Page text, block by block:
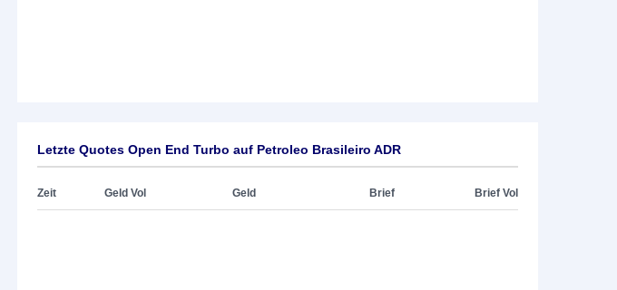
Letzte Quotes Open End Turbo auf Petroleo Brasileiro ADR
Zeit Geld Vol Geld Brief Brief Vol